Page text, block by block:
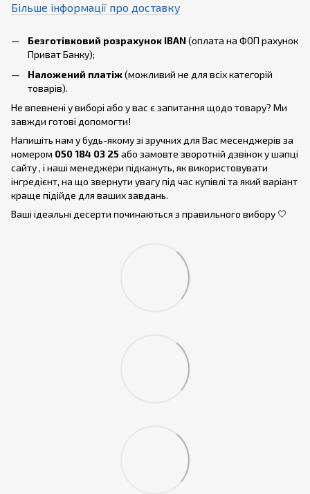
Більше інформації про доставку
Безготівковий розрахунок IBAN(оплата на ФОП рахунок
Приват Банку);
Наложений платіж(можливий не для всіх категорій
товарів).
Не впевнені у виборі або у вас є запитання щодо товару? Ми
завжди готові допомогти!
Напишіть нам у будь-якому зі зручних для Вас месенджерів за
номером 050 184 03 25або замовте зворотній дзвінок у шапці
сайту , і наші менеджери підкажуть, як використовувати
інгредієнт, на що звернути увагу під час купівлі та який варіант
краще підійде для ваших завдань.
Ваші ідеальні десерти починаються з правильного вибору 🤍